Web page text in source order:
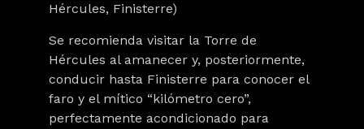
Hércules, Finisterre)
Se recomienda visitar la Torre de
Hércules al amanecer y, posteriormente,
conducir hasta Finisterre para conocer el
faro y el mítico “kilómetro cero”,
perfectamente acondicionado para